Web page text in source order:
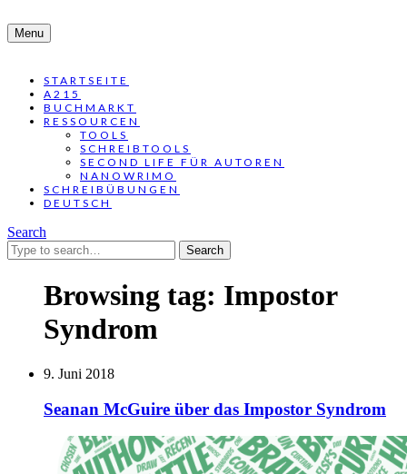
Menu
STARTSEITE
A215
BUCHMARKT
RESSOURCEN
TOOLS
SCHREIBTOOLS
SECOND LIFE FÜR AUTOREN
NANOWRIMO
SCHREIBÜBUNGEN
DEUTSCH
Search
Search
for:
Browsing tag: Impostor
Syndrom
9. Juni 2018
Seanan McGuire über das Impostor Syndrom